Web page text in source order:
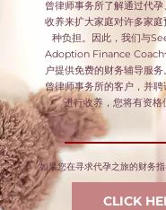
曾律师事务所了解通过代
收养来扩大家庭对许多家
种负担。因此，我们与
Adoption Finance Coach
户提供免费的财务辅导服
曾律师事务所的客户，并
进行收养，您将有资
如果您在寻求代孕之旅的财务
CLICK